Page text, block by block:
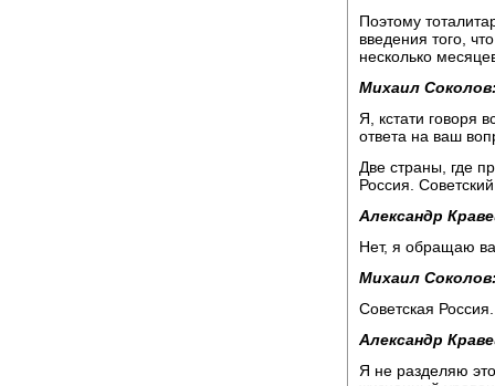
Поэтому
введения того,
несколько
Михаил
Я, кстати говоря
ответа на ваш
Две страны, где
Россия.
Александр
Нет, я обращаю
Михаил
Советская Россия.
Александр
Я не разделяю